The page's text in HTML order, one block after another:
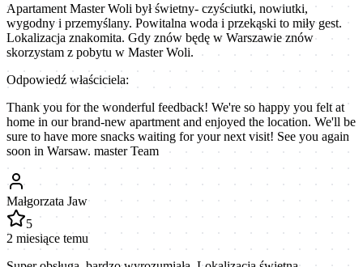
Apartament Master Woli był świetny- czyściutki, nowiutki,
wygodny i przemyślany. Powitalna woda i przekąski to miły gest.
Lokalizacja znakomita. Gdy znów będę w Warszawie znów
skorzystam z pobytu w Master Woli.
Odpowiedź właściciela:
Thank you for the wonderful feedback! We're so happy you felt at
home in our brand-new apartment and enjoyed the location. We'll be
sure to have more snacks waiting for your next visit! See you again
soon in Warsaw. master Team
Małgorzata Jaw
5
2 miesiące temu